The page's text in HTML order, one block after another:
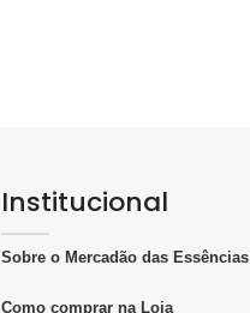
Institucional
Sobre o Mercadão das Essências
Como comprar na Loja